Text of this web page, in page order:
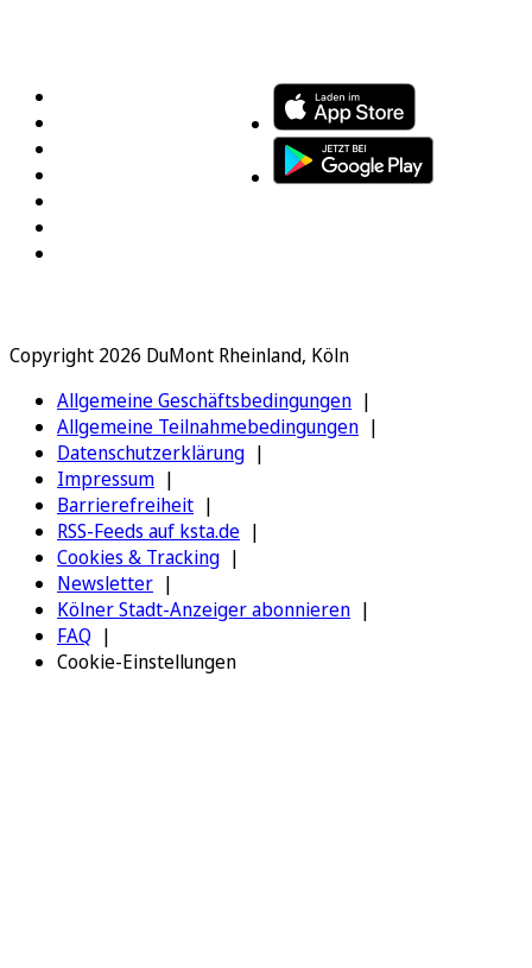
Copyright 2026 DuMont Rheinland, Köln
Allgemeine Geschäftsbedingungen
Allgemeine Teilnahmebedingungen
Datenschutzerklärung
Impressum
Barrierefreiheit
RSS-Feeds auf ksta.de
Cookies & Tracking
Newsletter
Kölner Stadt-Anzeiger abonnieren
FAQ
Cookie-Einstellungen